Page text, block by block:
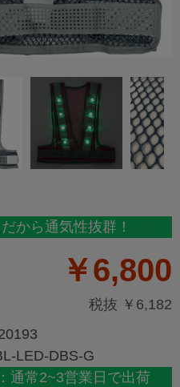
から通気性抜群！
￥6,800
税抜 ￥6,182
LED-DBS-G
通常2~3営業日で出荷